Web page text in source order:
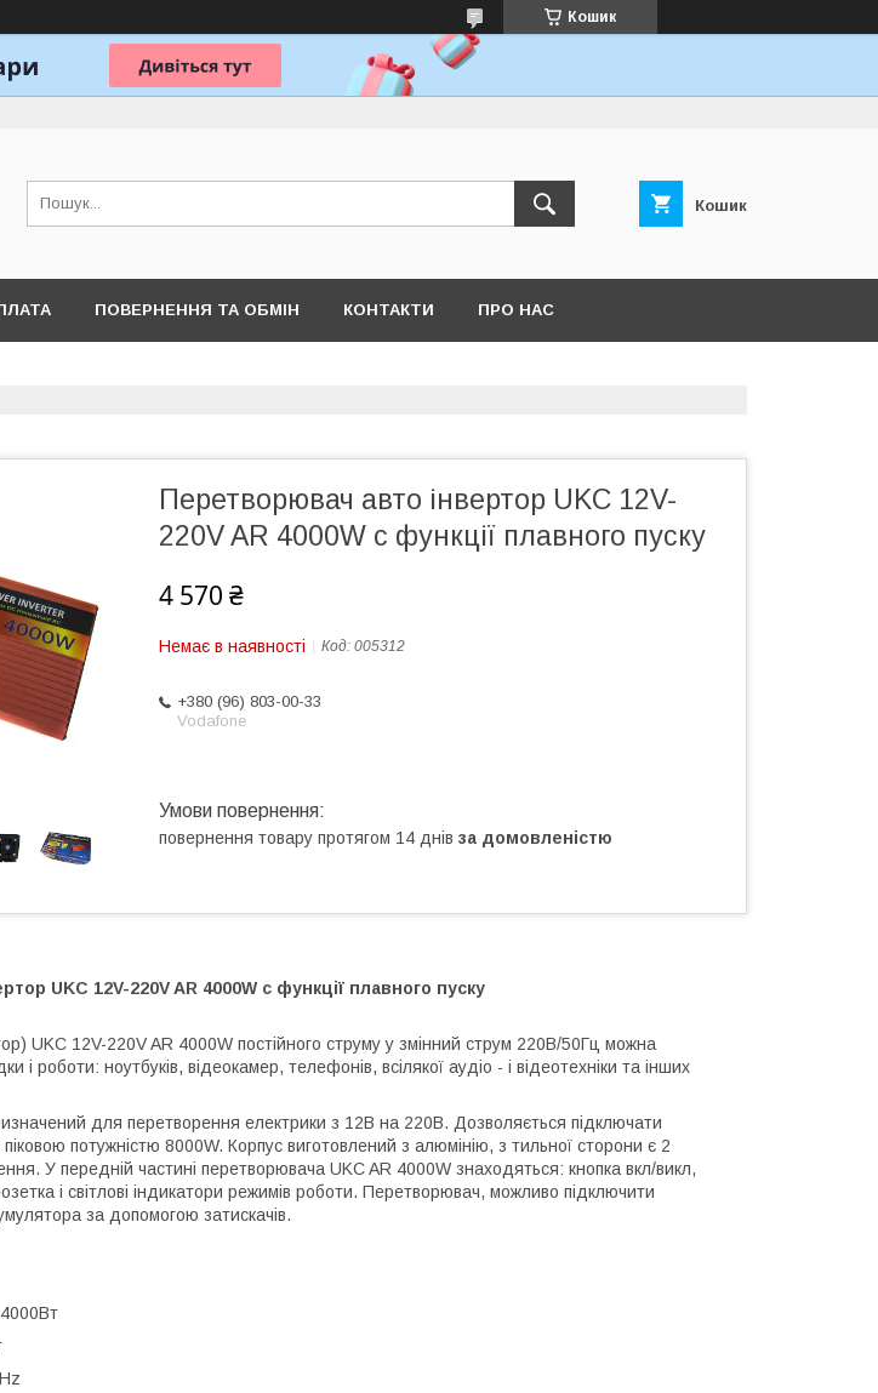
Кошик
Кошик
ПОВЕРНЕННЯ ТА ОБМІН КОНТАКТИ ПРО НАС
Перетворювач авто інвертор UKC 12V-
220V AR 4000W c функції плавного пуску
4 570 ₴
Немає в наявності Код: 005312
+380 (96) 803-00-33
Vodafone
повернення товару протягом 14 днів за домовленістю
UKC 12V-220V AR 4000W c функції плавного пуску
UKC 12V-220V AR 4000W постійного струму у змінний струм 220В/50Гц можна
і роботи: ноутбуків, відеокамер, телефонів, всілякої аудіо - і відеотехніки та інших
для перетворення електрики з 12В на 220В. Дозволяється підключати
потужністю 8000W. Корпус виготовлений з алюмінію, з тильної сторони є 2
У передній частині перетворювача UKC AR 4000W знаходяться: кнопка вкл/викл,
і світлові індикатори режимів роботи. Перетворювач, можливо підключити
за допомогою затискачів.